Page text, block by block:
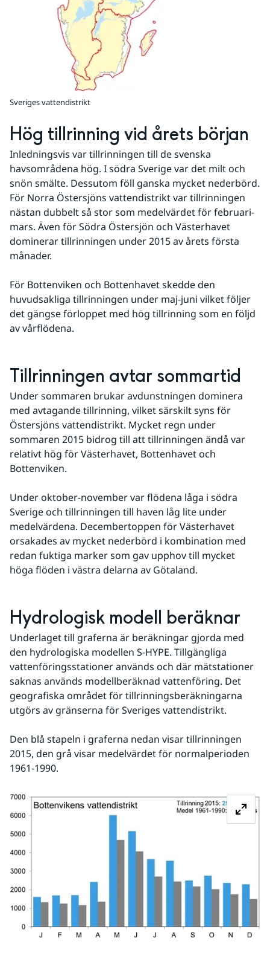
Sveriges vattendistrikt
Hög tillrinning vid årets början
Inledningsvis var tillrinningen till de svenska
havsområdena hög. I södra Sverige var det milt och
snön smälte. Dessutom föll ganska mycket nederbörd.
För Norra Östersjöns vattendistrikt var tillrinningen
nästan dubbelt så stor som medelvärdet för februari-
mars. Även för Södra Östersjön och Västerhavet
dominerar tillrinningen under 2015 av årets första
månader.
För Bottenviken och Bottenhavet skedde den
huvudsakliga tillrinningen under maj-juni vilket följer
det gängse förloppet med hög tillrinning som en följd
av vårflödena.
Tillrinningen avtar sommartid
Under sommaren brukar avdunstningen dominera
med avtagande tillrinning, vilket särskilt syns för
Östersjöns vattendistrikt. Mycket regn under
sommaren 2015 bidrog till att tillrinningen ändå var
relativt hög för Västerhavet, Bottenhavet och
Bottenviken.
Under oktober-november var flödena låga i södra
Sverige och tillrinningen till haven låg lite under
medelvärdena. Decembertoppen för Västerhavet
orsakades av mycket nederbörd i kombination med
redan fuktiga marker som gav upphov till mycket
höga flöden i västra delarna av Götaland.
Hydrologisk modell beräknar
Underlaget till graferna är beräkningar gjorda med
den hydrologiska modellen S-HYPE. Tillgängliga
vattenföringsstationer används och där mätstationer
saknas används modellberäknad vattenföring. Det
geografiska området för tillrinningsberäkningarna
utgörs av gränserna för Sveriges vattendistrikt.
Den blå stapeln i graferna nedan visar tillrinningen
2015, den grå visar medelvärdet för normalperioden
1961-1990.